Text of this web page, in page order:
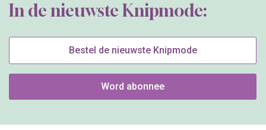
In de nieuwste Knipmode:
Bestel de nieuwste Knipmode
Word abonnee